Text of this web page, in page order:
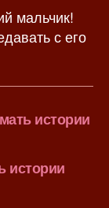
мальчик!
с его
истории